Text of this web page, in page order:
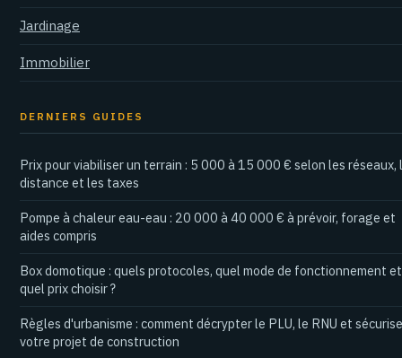
Jardinage
Immobilier
DERNIERS GUIDES
Prix pour viabiliser un terrain : 5 000 à 15 000 € selon les réseaux,
distance et les taxes
Pompe à chaleur eau-eau : 20 000 à 40 000 € à prévoir, forage et
aides compris
Box domotique : quels protocoles, quel mode de fonctionnement et
quel prix choisir ?
Règles d'urbanisme : comment décrypter le PLU, le RNU et
votre projet de construction